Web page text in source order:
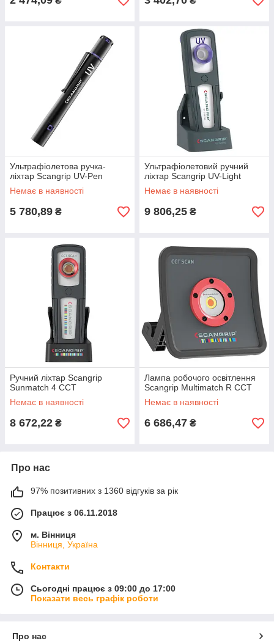
Ультрафіолетова ручка-
ліхтар Scangrip UV-Pen
Немає в наявності
5 780,89 ₴
Ультрафіолетовий ручний
ліхтар Scangrip UV-Light
Немає в наявності
9 806,25 ₴
Ручний ліхтар Scangrip
Sunmatch 4 CCT
Немає в наявності
8 672,22 ₴
Лампа робочого освітлення
Scangrip Multimatch R CCT
Немає в наявності
6 686,47 ₴
Про нас
97% позитивних з 1360 відгуків за рік
Працює з 06.11.2018
м. Вінниця
Вінниця, Україна
Контакти
Сьогодні працює з 09:00 до 17:00
Показати весь графік роботи
Про нас